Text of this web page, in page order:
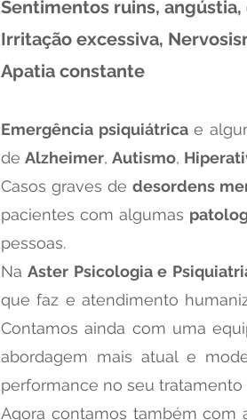
Sentimentos ruins,
Irritação excessiva,
Apatia constante
Emergência psiquiátrica e
de Alzheimer, Autismo,
Casos graves de desordens
pacientes com algumas
pessoas.
NaAster Psicologia e
que faz e atendimento
Contamos ainda com uma
abordagem mais atual e
performance no seu tratamento
Agora contamos também com